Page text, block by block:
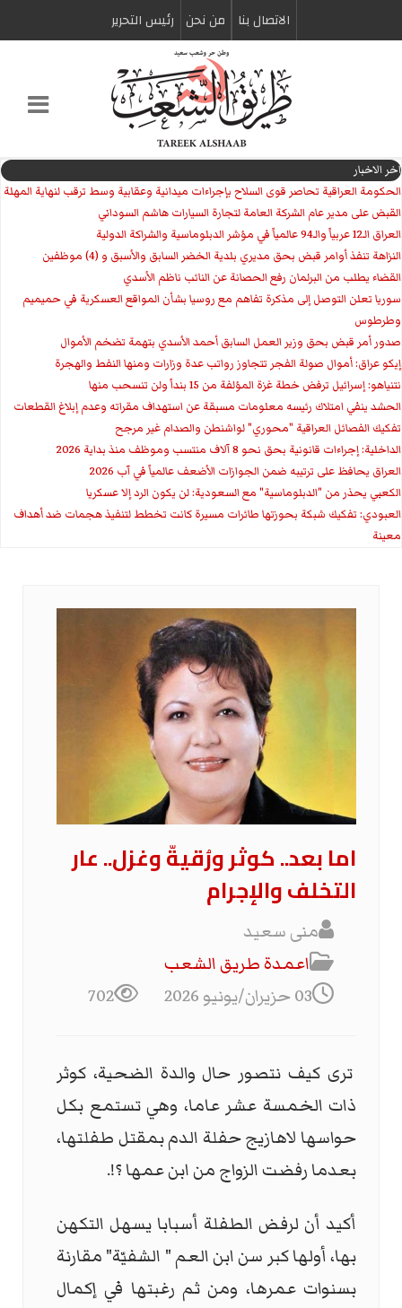
الاتصال بنا من نحن رئیس التحریر
اخر الاخبار
الحكومة العراقية تحاصر قوى السلاح بإجراءات ميدانية وعقابية وسط ترقب لنهاية المهلة
القبض على مدير عام الشركة العامة لتجارة السيارات هاشم السوداني
العراق الـ12 عربياً والـ94 عالمياً في مؤشر الدبلوماسية والشراكة الدولية
النزاهة تنفذ أوامر قبض بحق مديري بلدية الخضر السابق والأسبق و (4) موظفين
القضاء يطلب من البرلمان رفع الحصانة عن النائب ناظم الأسدي
سوريا تعلن التوصل إلى مذكرة تفاهم مع روسيا بشأن المواقع العسكرية في حميميم
وطرطوس
صدور أمر قبض بحق وزير العمل السابق أحمد الأسدي بتهمة تضخم الأموال
إيكو عراق: أموال صولة الفجر تتجاوز رواتب عدة وزارات ومنها النفط والهجرة
نتنياهو: إسرائيل ترفض خطة غزة المؤلفة من 15 بنداً ولن تنسحب منها
الحشد ينفي امتلاك رئيسه معلومات مسبقة عن استهداف مقراته وعدم إبلاغ القطعات
تفكيك الفصائل العراقية "محوري" لواشنطن والصدام غير مرجح
الداخلية: إجراءات قانونية بحق نحو 8 آلاف منتسب وموظف منذ بداية 2026
العراق يحافظ على ترتيبه ضمن الجوازات الأضعف عالمياً في آب 2026
الكعبي يحذر من "الدبلوماسية" مع السعودية: لن يكون الرد إلا عسكريا
العبودي: تفكيك شبكة بحوزتها طائرات مسيرة كانت تخطط لتنفيذ هجمات ضد أهداف
معينة
اما بعد.. كوثر ورُقيةّ وغزل.. عار
التخلف والإجرام
منى سعيد
اعمدة طريق الشعب
03 حزيران/يونيو 2026
702
ترى كيف نتصور حال والدة الضحية، كوثر
ذات الخمسة عشر عاما، وهي تستمع بكل
حواسها لاهازيج حفلة الدم بمقتل طفلتها،
بعدما رفضت الزواج من ابن عمها ؟!.
أكيد أن لرفض الطفلة أسبابا يسهل التكهن
بها، أولها كبر سن ابن العم " الشفيّة" مقارنة
بسنوات عمرها، ومن ثم رغبتها في إكمال